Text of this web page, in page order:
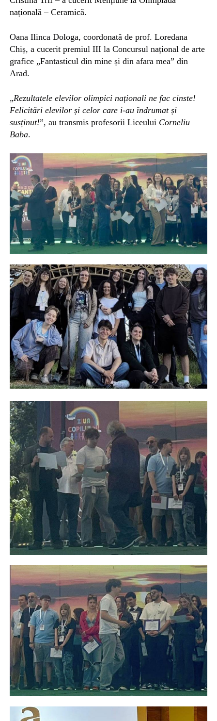
națională – Ceramică.
Oana Ilinca Dologa, coordonată de prof. Loredana
Chiș, a cucerit premiul III la Concursul național de arte
grafice „Fantasticul din mine și din afara mea” din
Arad.
„Rezultatele elevilor olimpici naționali ne fac cinste!
Felicitări elevilor și celor care i-au îndrumat și
susținut!”, au transmis profesorii Liceului Corneliu
Baba.